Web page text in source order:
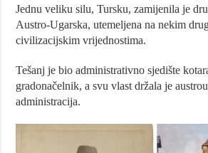
Jednu veliku silu, Tursku, zamijenila je
Austro-Ugarska, utemeljena na nekim
civilizacijskim vrijednostima.
Tešanj je bio administrativno sjedište
gradonačelnik, a svu vlast držala je
administracija.